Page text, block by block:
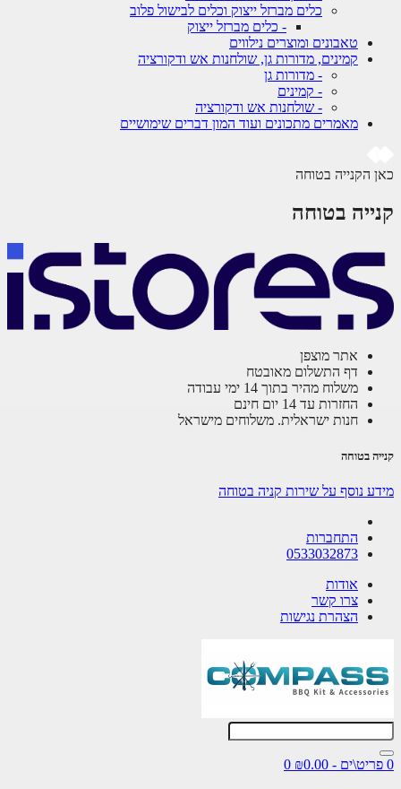
כלים מברזל ייצוק וכלים לבישול פלוב
- כלים מברזל ייצוק
טאבונים ומוצרים נילווים
קמינים, מדורות גן, שולחנות אש ודקורציה
- מדורות גן
- קמינים
- שולחנות אש ודקורציה
מאמרים מתכונים ועוד המון דברים שימושיים
הקנייה בטוחה
בטוחה
אתר מוצפן
דף התשלום מאובטח
משלוח מהיר בתוך 14 ימי עבודה
החזרות עד 14 יום חינם
חנות ישראלית. משלוחים מישראל
בטוחה
נוסף על שירות קניה בטוחה
התחברות
0533032873
אודות
צרו קשר
הצהרת נגישות
0